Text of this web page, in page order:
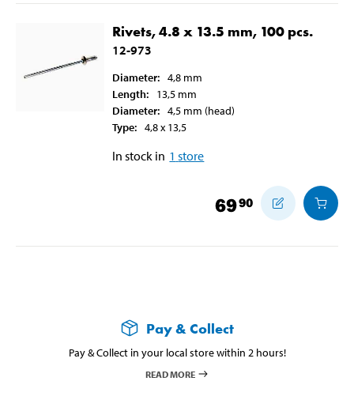
Rivets, 4.8 x 13.5 mm, 100 pcs.
12-973
Diameter: 4,8 mm
Length: 13,5 mm
Diameter: 4,5 mm (head)
Type: 4,8 x 13,5
In stock in 1 store
6990
Pay & Collect
Pay & Collect in your local store within 2 hours!
READ MORE